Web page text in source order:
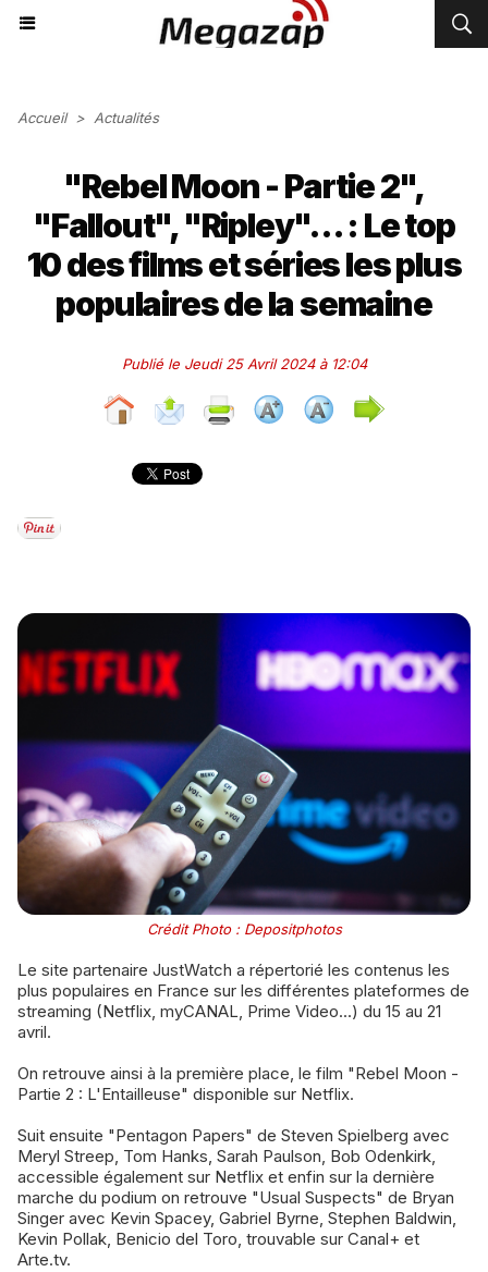
Accueil > Actualités
"Rebel Moon - Partie 2",
"Fallout", "Ripley"... : Le top
10 des films et séries les plus
populaires de la semaine
Publié le Jeudi 25 Avril 2024 à 12:04
Crédit Photo : Depositphotos
Le site partenaire JustWatch a répertorié les contenus les
plus populaires en France sur les différentes plateformes de
streaming (Netflix, myCANAL, Prime Video...) du 15 au 21
avril.
On retrouve ainsi à la première place, le film "Rebel Moon -
Partie 2 : L'Entailleuse" disponible sur Netflix.
Suit ensuite "Pentagon Papers" de Steven Spielberg avec
Meryl Streep, Tom Hanks, Sarah Paulson, Bob Odenkirk,
accessible également sur Netflix et enfin sur la dernière
marche du podium on retrouve "Usual Suspects" de Bryan
Singer avec Kevin Spacey, Gabriel Byrne, Stephen Baldwin,
Kevin Pollak, Benicio del Toro, trouvable sur Canal+ et
Arte.tv.